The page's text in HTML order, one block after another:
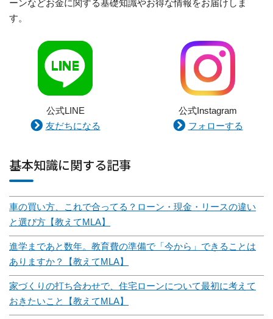
ーンなどお金に関する基礎知識やお得な情報をお届けしま
す。
公式LINE
友だちになる
公式Instagram
フォローする
基本知識に関する記事
車の買い方、これで合ってる？ローン・現金・リースの違い
と選び方【教えてMLA】
進学まであと数年。教育費の準備で「今から」できることは
ありますか？【教えてMLA】
家づくりの打ち合わせで、住宅ローンについて最初に考えて
おきたいこと【教えてMLA】